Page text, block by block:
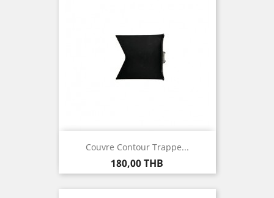
Couvre Contour Trappe...
Prix
180,00 THB